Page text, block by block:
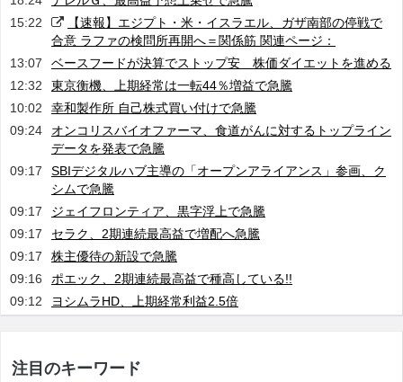
15:22
【速報】エジプト・米・イスラエル、ガザ南部の停戦で
合意 ラファの検問所再開へ＝関係筋 関連ページ：
13:07
ベースフードが決算でストップ安 株価ダイエットを進める
12:32
東京衡機、上期経常は一転44％増益で急騰
10:02
幸和製作所 自己株式買い付けで急騰
09:24
オンコリスバイオファーマ、食道がんに対するトップライン
データを発表で急騰
09:17
SBIデジタルハブ主導の「オープンアライアンス」参画、ク
シムで急騰
09:17
ジェイフロンティア、黒字浮上で急騰
09:17
セラク、2期連続最高益で増配へ急騰
09:17
株主優待の新設で急騰
09:16
ポエック、2期連続最高益で種高している!!
09:12
ヨシムラHD、上期経常利益2.5倍
注目のキーワード